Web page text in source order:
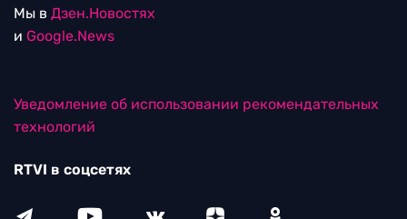
Мы в Дзен.Новостях
и Google.News
Уведомление об использовании рекомендательных
технологий
RTVI в соцсетях